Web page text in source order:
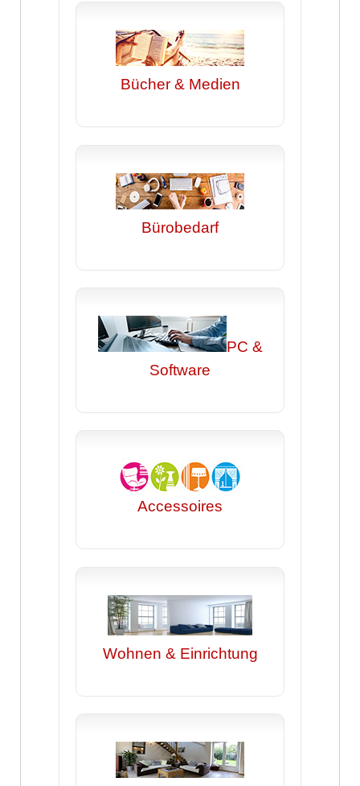
Bücher & Medien
Bürobedarf
PC &
Software
Accessoires
Wohnen & Einrichtung